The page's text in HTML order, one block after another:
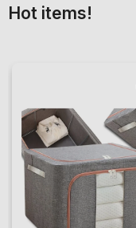
Hot items!